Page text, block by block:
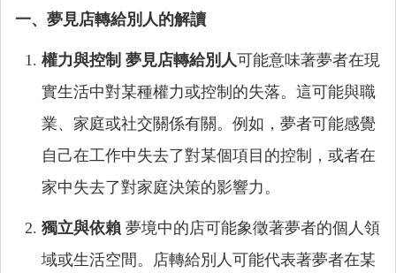
一、夢見店轉給別人的解讀
權力與控制 夢見店轉給別人可能意味著夢者在現
實生活中對某種權力或控制的失落。這可能與職
業、家庭或社交關係有關。例如，夢者可能感覺
自己在工作中失去了對某個項目的控制，或者在
家中失去了對家庭決策的影響力。
獨立與依賴 夢境中的店可能象徵著夢者的個人領
域或生活空間。店轉給別人可能代表著夢者在某